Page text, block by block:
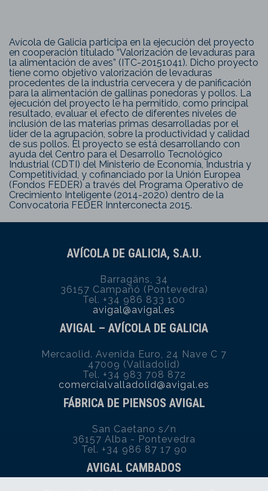
Avícola de Galicia participa en la ejecución del proyecto
en cooperación titulado “Valorización de levaduras para
la alimentación de aves” (ITC-20151041). Dicho proyecto
tiene como objetivo valorización de levaduras
procedentes de la industria cervecera y de panificación
para la alimentación de gallinas ponedoras y pollos. La
ejecución del proyecto le ha permitido, como principal
resultado, evaluar el efecto de diferentes niveles de
inclusión de las materias primas desarrolladas por el
líder de la agrupación, sobre la productividad y calidad
de sus pollos. El proyecto se está desarrollando con
ayuda del Centro para el Desarrollo Tecnológico
Industrial (CDTI) del Ministerio de Economía, Industria y
Competitividad, y cofinanciado por la Unión Europea
(Fondos FEDER) a través del Programa Operativo de
Crecimiento Inteligente (2014-2020) dentro de la
Convocatoria FEDER Innterconecta 2015.
AVÍCOLA DE GALICIA, S.A.U.
Barragáns, 34
36157 Campañó (Pontevedra)
Tel. +34 986 833 100
avigal@avigal.es
AVIGAL – AVÍCOLA DE GALICIA
Mercaolid. Avenida Euro, 24 Nave C 7
47009 (Valladolid)
Tel. +34 983 708 872
comercialvalladolid@avigal.es
FÁBRICA DE PIENSOS AVIGAL
San Caetano s/n
36157 Alba - Pontevedra
Tel. +34 986 87 17 90
AVIGAL CAMBADOS